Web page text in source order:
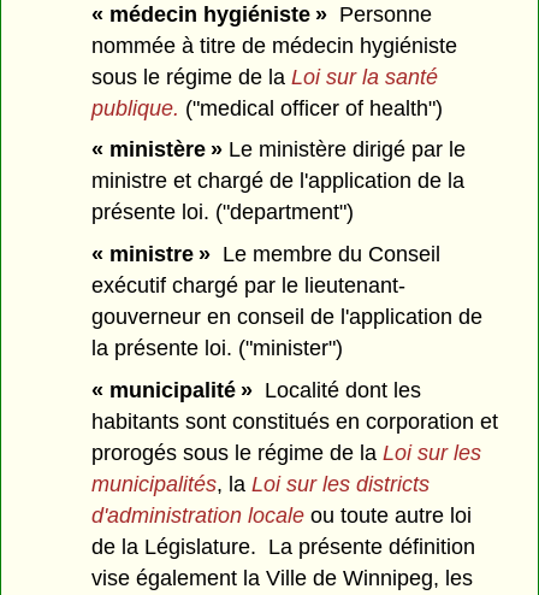
« médecin hygiéniste » Personne
nommée à titre de médecin hygiéniste
sous le régime de laLoi sur la santé
publique. ("medical officer of health")
« ministère » Le ministère dirigé par le
ministre et chargé de l'application de la
présente loi. ("department")
« ministre » Le membre du Conseil
exécutif chargé par le lieutenant-
gouverneur en conseil de l'application de
la présente loi. ("minister")
« municipalité » Localité dont les
habitants sont constitués en corporation et
prorogés sous le régime de laLoi sur les
municipalités, la Loi sur les districts
d'administration locale ou toute autre loi
de la Législature. La présente définition
vise également la Ville de Winnipeg, les